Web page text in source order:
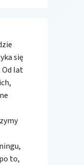
się
Od lat
to,